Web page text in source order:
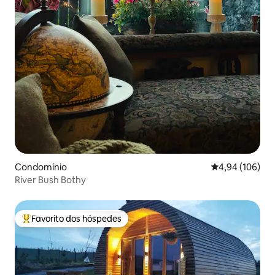
Condomínio Classificação
4,94 (106)
River Bush Bothy
Favoritos dos hóspedes mais apreciados
Favorito dos hóspedes